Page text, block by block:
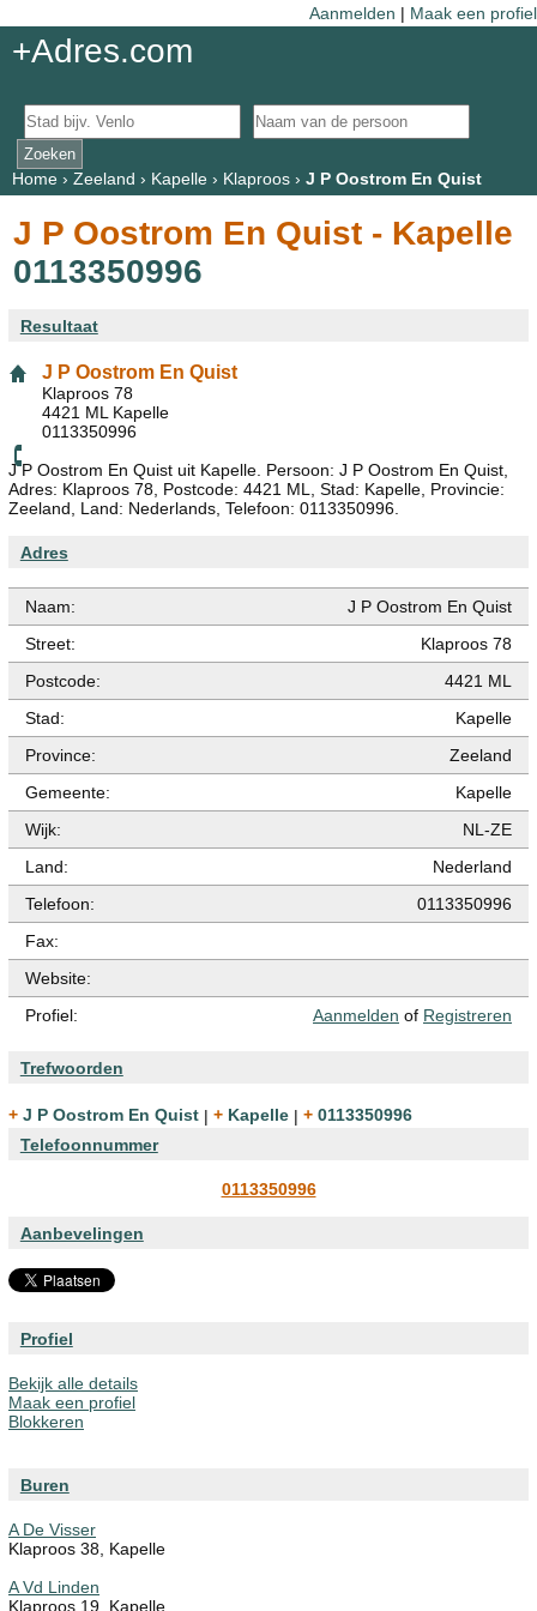
Aanmelden | Maak een profiel
+Adres.com
Home› Zeeland › Kapelle› Klaproos› J P Oostrom En Quist
J P Oostrom En Quist - Kapelle
0113350996
Resultaat
J P Oostrom En Quist
Klaproos 78
4421 ML Kapelle
0113350996
J P Oostrom En Quist uit Kapelle. Persoon: J P Oostrom En Quist,
Adres: Klaproos 78, Postcode: 4421 ML, Stad: Kapelle, Provincie:
Zeeland, Land: Nederlands, Telefoon: 0113350996.
Adres
Naam:
J P Oostrom En Quist
Street:
Klaproos 78
Postcode:
4421 ML
Stad:
Kapelle
Province:
Zeeland
Gemeente:
Kapelle
Wijk:
NL-ZE
Land:
Nederland
Telefoon:
0113350996
Fax:
Website:
Profiel:
Aanmelden of Registreren
Trefwoorden
+ J P Oostrom En Quist | + Kapelle |
+ 0113350996
Telefoonnummer
0113350996
Aanbevelingen
Profiel
Bekijk alle details
Maak een profiel
Blokkeren
Buren
A De Visser
Klaproos 38, Kapelle
A Vd Linden
Klaproos 19, Kapelle